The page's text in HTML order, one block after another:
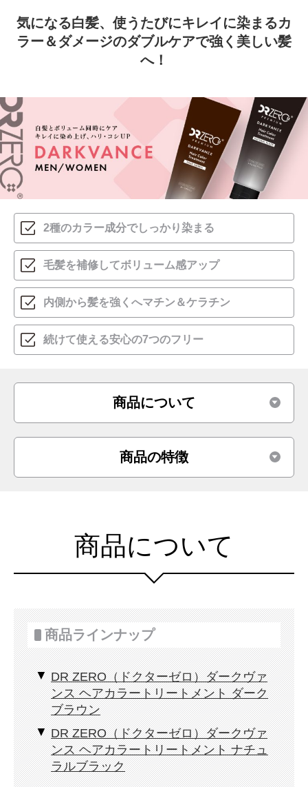
気になる白髪、使うたびにキレイに染まるカ
ラー＆ダメージのダブルケアで強く美しい髪
へ！
2種のカラー成分でしっかり染まる
毛髪を補修してボリューム感アップ
内側から髪を強くへマチン＆ケラチン
続けて使える安心の7つのフリー
商品について
商品の特徴
商品について
商品ラインナップ
DR ZERO（ドクターゼロ）ダークヴァ
ンス ヘアカラートリートメント ダーク
ブラウン
DR ZERO（ドクターゼロ）ダークヴァ
ンス ヘアカラートリートメント ナチュ
ラルブラック